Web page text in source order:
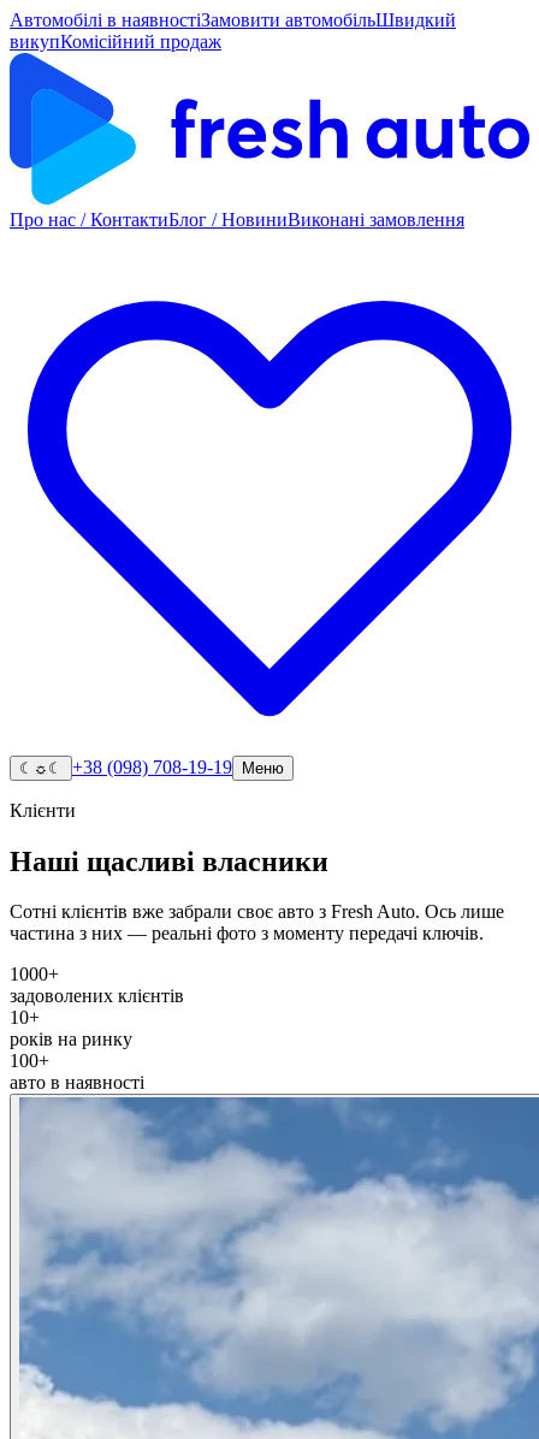
Автомобілі в наявностіЗамовити автомобільШвидкий
викупКомісійний продаж
Про нас / КонтактиБлог / НовиниВиконані замовлення
☾ ☼ ☾ +38 (098) 708-19-19 Меню
Клієнти
Наші щасливі власники
Сотні клієнтів вже забрали своє авто з Fresh Auto. Ось лише
частина з них — реальні фото з моменту передачі ключів.
1000+
задоволених клієнтів
10+
років на ринку
100+
авто в наявності